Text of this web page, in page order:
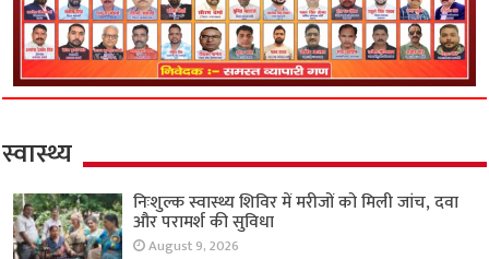
स्वास्थ्य
निःशुल्क स्वास्थ्य शिविर में मरीजों को मिली जांच, दवा
और परामर्श की सुविधा
August 9, 2026